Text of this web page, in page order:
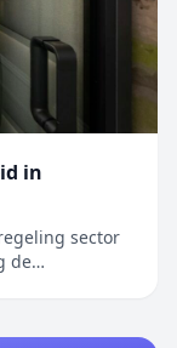
in
sector
de
Overheid.